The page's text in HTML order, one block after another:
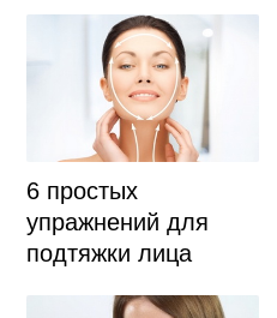
6 простых
упражнений для
подтяжки лица